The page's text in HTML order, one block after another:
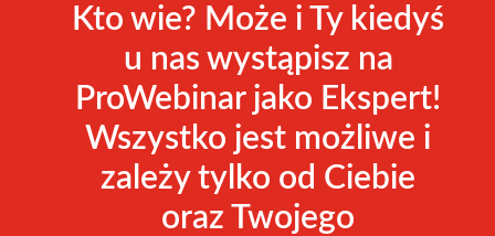
Kto wie? Może i Ty kiedyś
u nas wystąpisz na
ProWebinar jako Ekspert!
Wszystko jest możliwe i
zależy tylko od Ciebie
oraz Twojego